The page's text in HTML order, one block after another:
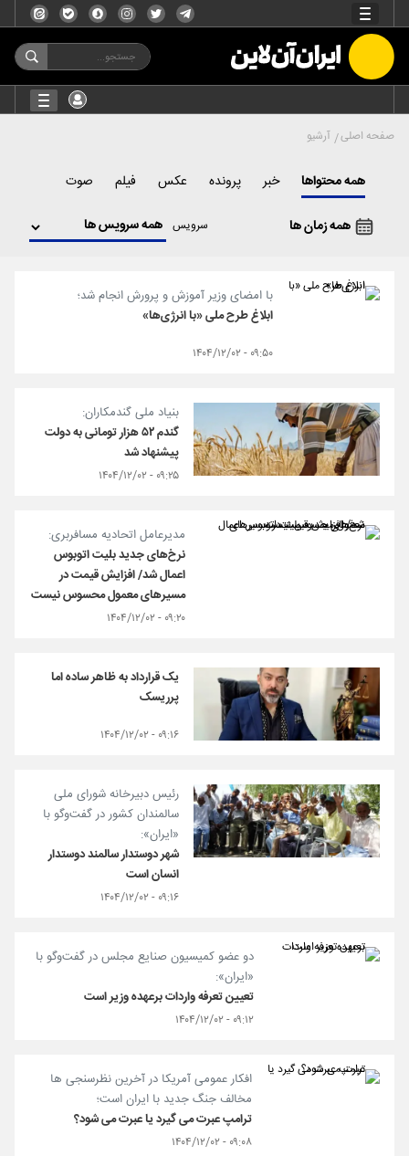
صفحه اصلی آرشیو
همه محتواها خبر پرونده عکس فیلم صوت
همه زمان ها سرویس
با امضای وزیر آموزش و پرورش انجام شد؛
ابلاغ طرح ملی «با انرژی‌ها»
۰۹:۵۰ - ۱۴۰۴/۱۲/۰۲
بنیاد ملی گندمکاران:
گندم ۵۲ هزار تومانی به دولت
پیشنهاد شد
۰۹:۲۵ - ۱۴۰۴/۱۲/۰۲
مدیرعامل اتحادیه مسافربری:
نرخ‌های جدید بلیت اتوبوس
اعمال شد/ افزایش قیمت در
مسیرهای معمول محسوس نیست
۰۹:۲۰ - ۱۴۰۴/۱۲/۰۲
یک قرارداد به ظاهر ساده اما
پرریسک
۰۹:۱۶ - ۱۴۰۴/۱۲/۰۲
رئیس دبیرخانه شورای ملی
سالمندان کشور در گفت‌وگو با
«ایران»:
شهر دوستدار سالمند دوستدار
انسان است
۰۹:۱۶ - ۱۴۰۴/۱۲/۰۲
دو عضو کمیسیون صنایع مجلس در گفت‌وگو با
«ایران»:
تعیین تعرفه واردات برعهده وزیر است
۰۹:۱۲ - ۱۴۰۴/۱۲/۰۲
افکار عمومی آمریکا در آخرین نظرسنجی ها
مخالف جنگ جدید با ایران است؛
ترامپ عبرت می گیرد یا عبرت می شود؟
۰۹:۰۸ - ۱۴۰۴/۱۲/۰۲